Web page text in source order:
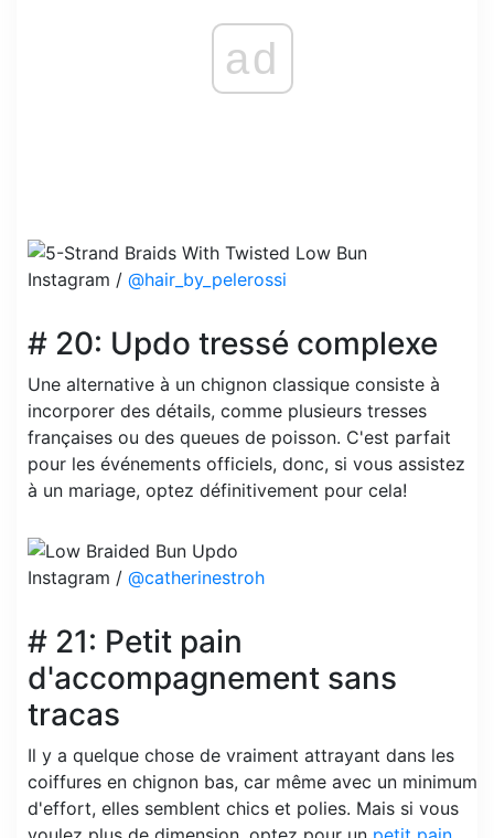
ad
Instagram / @hair_by_pelerossi
# 20: Updo tressé complexe
Une alternative à un chignon classique consiste à
incorporer des détails, comme plusieurs tresses
françaises ou des queues de poisson. C'est parfait
pour les événements officiels, donc, si vous assistez
à un mariage, optez définitivement pour cela!
Instagram / @catherinestroh
# 21: Petit pain
d'accompagnement sans
tracas
Il y a quelque chose de vraiment attrayant dans les
coiffures en chignon bas, car même avec un minimum
d'effort, elles semblent chics et polies. Mais si vous